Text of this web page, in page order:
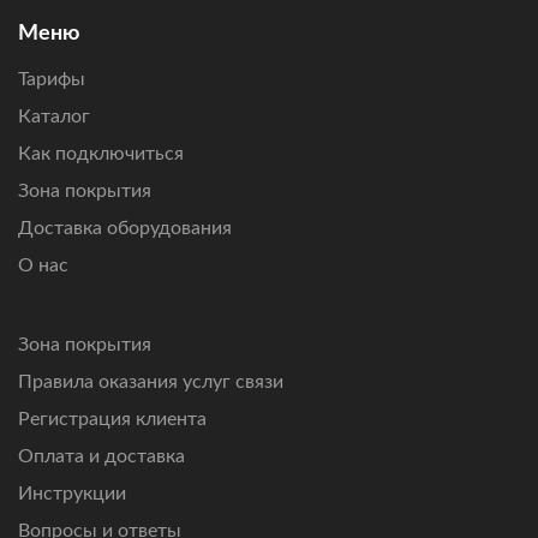
Подключим интернет там, где другие технологии связи
Меню
Тарифы
Каталог
Как подключиться
Зона покрытия
Доставка оборудования
О нас
Зона покрытия
Правила оказания услуг связи
Регистрация клиента
Оплата и доставка
Инструкции
Вопросы и ответы